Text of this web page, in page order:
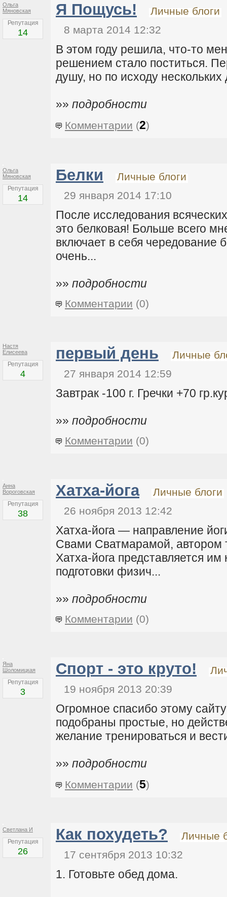
Ольга
Мяновская
Репутация
14
Я Пощусь!
Личные блоги
8 марта 2014 12:32
В этом году решила, что-то
решением стало поститься.
душу, но по исходу
»» подробности
Комментарии (2)
Ольга
Мяновская
Репутация
14
Белки
Личные блоги
29 января 2014 17:10
После исследования
это белковая! Больше всего
включает в себя чередование
очень...
»» подробности
Комментарии (0)
Настя
Елисеева
Репутация
4
первый день
Личные
27 января 2014 12:59
Завтрак -100 г. Гречки +70
»» подробности
Комментарии (0)
Анна
Вороговская
Репутация
38
Хатха-йога
Личные блоги
26 ноября 2013 12:42
Хатха-йога — направление
Свами Сватмарамой, автором
Хатха-йога представляется
подготовки физич...
»» подробности
Комментарии (0)
Яна
Шоломицкая
Репутация
3
Спорт - это круто!
19 ноября 2013 20:39
Огромное спасибо этому
подобраны простые, но
желание тренироваться и
»» подробности
Комментарии (5)
Светлана И
Репутация
26
Как похудеть?
Личные
17 сентября 2013 10:32
1. Готовьте обед дома.